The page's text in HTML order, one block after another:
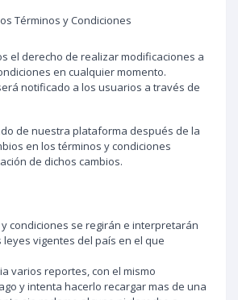
Términos y Condiciones
el derecho de realizar modificaciones a
en cualquier momento.
notificado a los usuarios a través de
de nuestra plataforma después de la
en los términos y condiciones
de dichos cambios.
y condiciones se regirán e interpretarán
leyes vigentes del país en el que
varios reportes, con el mismo
y intenta hacerlo recargar mas de una